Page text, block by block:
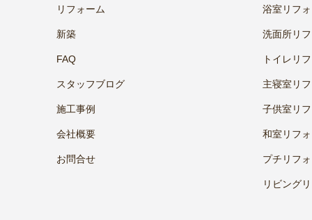
リフォーム
新築
FAQ
スタッフブログ
施工事例
会社概要
お問合せ
浴室リフ
洗面所リ
トイレリ
主寝室リ
子供室リ
和室リフ
プチリフ
リビング